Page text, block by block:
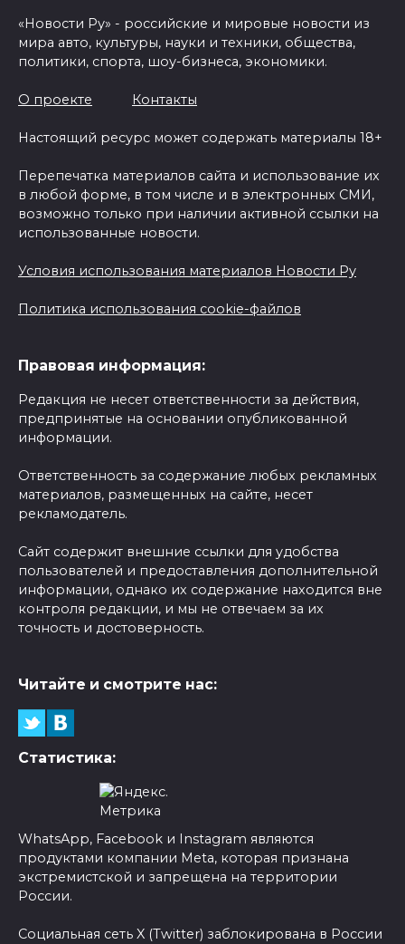
«Новости Ру» - российские и мировые новости из
мира авто, культуры, науки и техники, общества,
политики, спорта, шоу-бизнеса, экономики.
О проекте Контакты
Настоящий ресурс может содержать материалы 18+
Перепечатка материалов сайта и использование их
в любой форме, в том числе и в электронных СМИ,
возможно только при наличии активной ссылки на
использованные новости.
Условия использования материалов Новости Ру
Политика использования cookie-файлов
Правовая информация:
Редакция не несет ответственности за действия,
предпринятые на основании опубликованной
информации.
Ответственность за содержание любых рекламных
материалов, размещенных на сайте, несет
рекламодатель.
Сайт содержит внешние ссылки для удобства
пользователей и предоставления дополнительной
информации, однако их содержание находится вне
контроля редакции, и мы не отвечаем за их
точность и достоверность.
Читайте и смотрите нас:
Статистика:
WhatsApp, Facebook и Instagram являются
продуктами компании Meta, которая признана
экстремистской и запрещена на территории
России.
Социальная сеть X (Twitter) заблокирована в России